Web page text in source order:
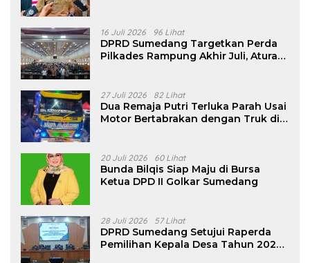
16 Juli 2026 96 Lihat
DPRD Sumedang Targetkan Perda
Pilkades Rampung Akhir Juli, Aturan
27 Juli 2026 82 Lihat
Dua Remaja Putri Terluka Parah Usai
Motor Bertabrakan dengan Truk di
20 Juli 2026 60 Lihat
Bunda Bilqis Siap Maju di Bursa
Ketua DPD II Golkar Sumedang
28 Juli 2026 57 Lihat
DPRD Sumedang Setujui Raperda
Pemilihan Kepala Desa Tahun 2026